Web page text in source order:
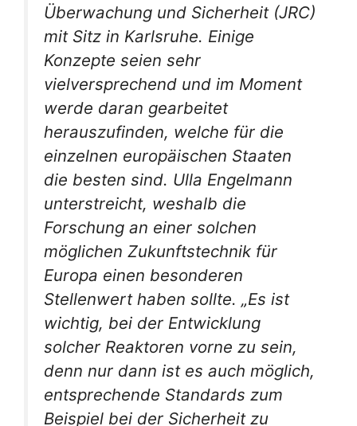
Überwachung und Sicherheit (JRC)
mit Sitz in Karlsruhe. Einige
Konzepte seien sehr
vielversprechend und im Moment
werde daran gearbeitet
herauszufinden, welche für die
einzelnen europäischen Staaten
die besten sind. Ulla Engelmann
unterstreicht, weshalb die
Forschung an einer solchen
möglichen Zukunftstechnik für
Europa einen besonderen
Stellenwert haben sollte. „Es ist
wichtig, bei der Entwicklung
solcher Reaktoren vorne zu sein,
denn nur dann ist es auch möglich,
entsprechende Standards zum
Beispiel bei der Sicherheit zu